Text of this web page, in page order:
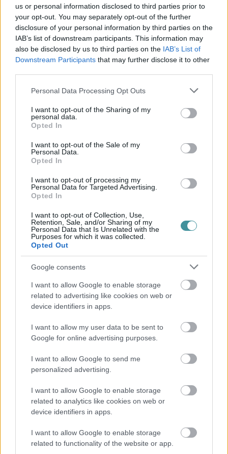
us or personal information disclosed to third parties prior to
your opt-out. You may separately opt-out of the further
disclosure of your personal information by third parties on the
IAB’s list of downstream participants. This information may
also be disclosed by us to third parties on the IAB’s List of
Downstream Participants that may further disclose it to other
Please note that this website/app uses one or more Google
not limited to your visit or usage behaviour. You may click to
grant or deny consent to Google and its third-party tags to
use your data for below specified purposes in below Google
consent section.
Personal Data Processing Opt Outs
I want to opt-out of the Sharing of my
personal data.
Opted In
I want to opt-out of the Sale of my
Personal Data.
Opted In
I want to opt-out of processing my
Personal Data for Targeted Advertising.
Opted In
I want to opt-out of Collection, Use,
Retention, Sale, and/or Sharing of my
Personal Data that Is Unrelated with the
Purposes for which it was collected.
Opted Out
Google consents
I want to allow Google to enable storage
related to advertising like cookies on web or
device identifiers in apps.
I want to allow my user data to be sent to
Google for online advertising purposes.
I want to allow Google to send me
personalized advertising.
I want to allow Google to enable storage
related to analytics like cookies on web or
device identifiers in apps.
I want to allow Google to enable storage
related to functionality of the website or app.
Választás 2026
Riasztó
Egészség+
Otthon & Design
Barta Autó
Választás 2026
Mindenki Ügye
Riasztó
Egészség+
Otthon & Design
Kikötő
Barta Autó
További rovatok
Eger Outlet
Zöld hírek
Környék ügye
Városháza
Vélemény
Podcast
Promóció
Páros-páratlan